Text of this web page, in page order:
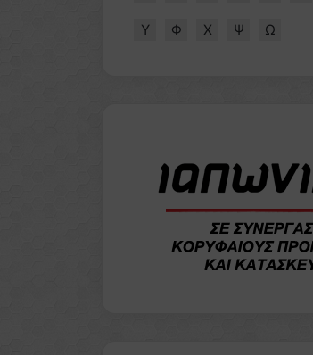
Υ Φ Χ Ψ Ω